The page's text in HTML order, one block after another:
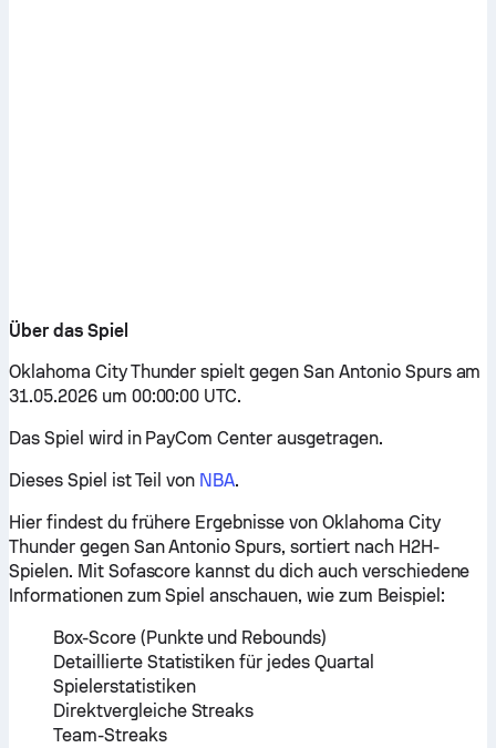
Über das Spiel
Oklahoma City Thunder spielt gegen San Antonio Spurs am
31.05.2026 um 00:00:00 UTC.
Das Spiel wird in PayCom Center ausgetragen.
Dieses Spiel ist Teil von NBA.
Hier findest du frühere Ergebnisse von Oklahoma City
Thunder gegen San Antonio Spurs, sortiert nach H2H-
Spielen. Mit Sofascore kannst du dich auch verschiedene
Informationen zum Spiel anschauen, wie zum Beispiel:
Box-Score (Punkte und Rebounds)
Detaillierte Statistiken für jedes Quartal
Spielerstatistiken
Direktvergleiche Streaks
Team-Streaks